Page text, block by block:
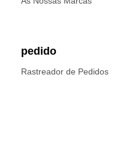
pedido
Rastreador de Pedidos